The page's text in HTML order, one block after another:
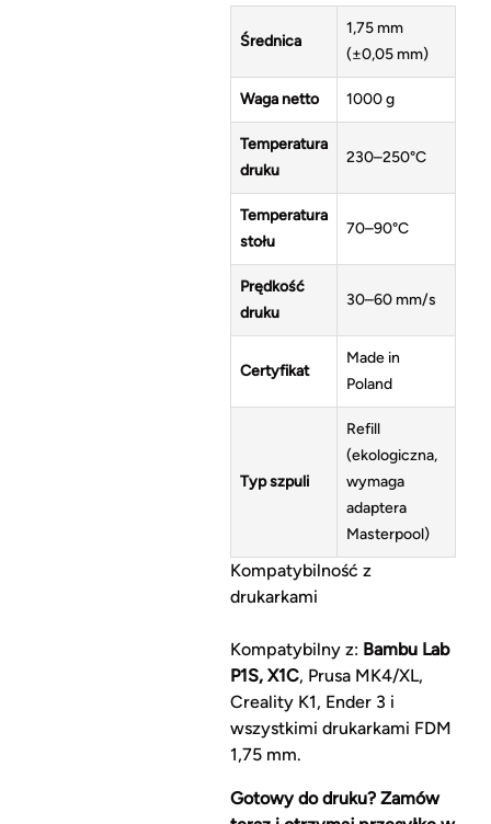
Średnica
1,75 mm
(±0,05 mm)
Waga netto 1000 g
Temperatura
druku
230–250°C
Temperatura
stołu
70–90°C
Prędkość
druku
30–60 mm/s
Certyfikat
Made in
Poland
Typ szpuli
Refill
(ekologiczna,
wymaga
adaptera
Masterpool)
Kompatybilność z
drukarkami
Kompatybilny z: Bambu Lab
P1S, X1C, Prusa MK4/XL,
Creality K1, Ender 3 i
wszystkimi drukarkami FDM
1,75 mm.
Gotowy do druku? Zamów